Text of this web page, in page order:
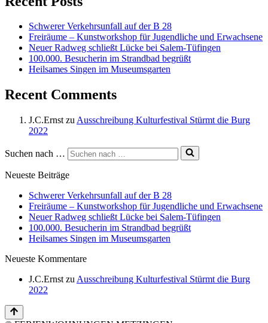
Schwerer Verkehrsunfall auf der B 28
Freiräume – Kunstworkshop für Jugendliche und Erwachsene
Neuer Radweg schließt Lücke bei Salem-Tüfingen
100.000. Besucherin im Strandbad begrüßt
Heilsames Singen im Museumsgarten
Recent Comments
J.C.Ernst zu Ausschreibung Kulturfestival Stürmt die Burg
2022
Suchen nach …
Neueste Beiträge
Schwerer Verkehrsunfall auf der B 28
Freiräume – Kunstworkshop für Jugendliche und Erwachsene
Neuer Radweg schließt Lücke bei Salem-Tüfingen
100.000. Besucherin im Strandbad begrüßt
Heilsames Singen im Museumsgarten
Neueste Kommentare
J.C.Ernst zu Ausschreibung Kulturfestival Stürmt die Burg
2022